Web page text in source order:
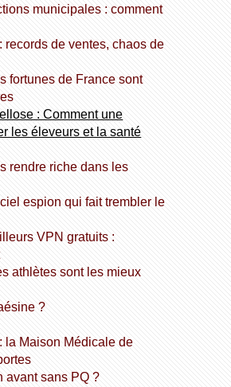
les éleveurs et la santé
?
avant sans PQ ?